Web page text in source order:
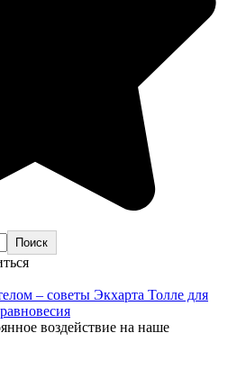
Поиск
– советы Экхарта Толле для
воздействие на наше